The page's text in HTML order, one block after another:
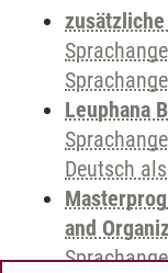
Leuphana
Deutsch
and